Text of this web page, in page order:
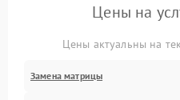
Цены на
Цены актуальны на
Замена матрицы